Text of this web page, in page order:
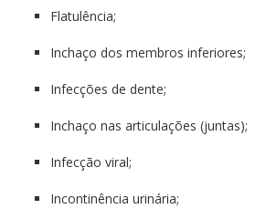
Flatulência;
Inchaço dos membros inferiores;
Infecções de dente;
Inchaço nas articulações (juntas);
Infecção viral;
Incontinência urinária;